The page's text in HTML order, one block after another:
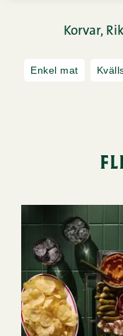
Korvar,
Enkel mat